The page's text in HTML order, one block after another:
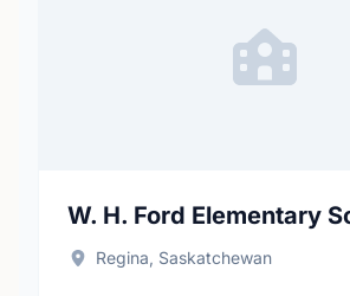
W. H. Ford Elementary
Regina, Saskatchewan